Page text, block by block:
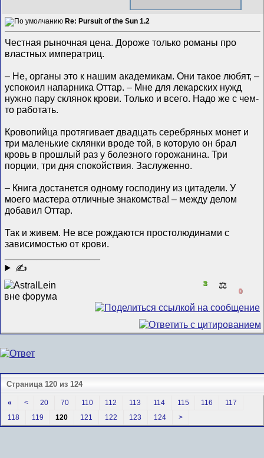
Re: Pursuit of the Sun 1.2
Честная рыночная цена. Дороже только романы про
властных императриц.
– Не, органы это к нашим академикам. Они такое любят, –
успокоил напарника Оттар. – Мне для лекарских нужд
нужно пару склянок крови. Только и всего. Надо же с чем-
то работать.
Кровопийца протягивает двадцать серебряных монет и
три маленькие склянки вроде той, в которую он брал
кровь в прошлый раз у болезного горожанина. Три
порции, три дня спокойствия. Заслуженно.
– Книга достанется одному господину из цитадели. У
моего мастера отличные знакомства! – между делом
добавил Оттар.
Так и живем. Не все рождаются простолюдинами с
зависимостью от крови.
✍
3 ⚖️
0
Страница 120 из 124
« < 20 70 110 112 113 114 115 116
117
118
119 120 121 122 123 124 >